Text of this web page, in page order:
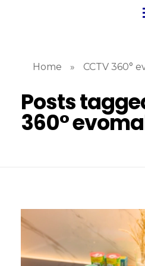
Home » CCTV 360°
Posts
360°